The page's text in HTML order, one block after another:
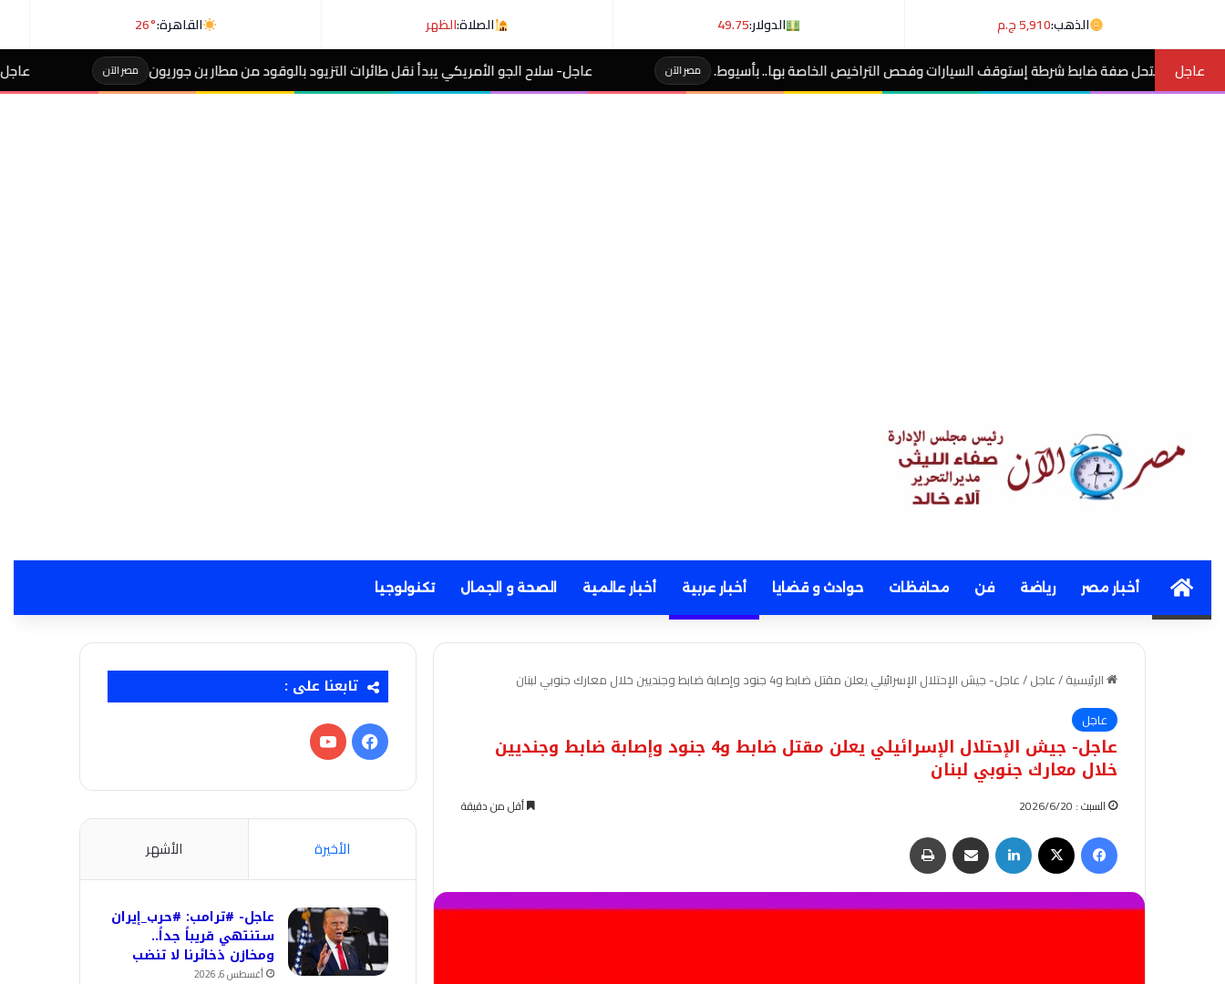
الذهب:5,910 ج.م الدولار:49.75 الصلاة:الظهر القاهرة:26°
عاجل
ضابط شرطة إستوقف السيارات وفحص التراخيص الخاصة بها.. بأسيوط. مصر الآن عاجل- سلاح الجو الأمريكي يبدأ نقل طائرات التزيود بالوقود من مطار بن جوريون مصر الآن عاجل- بيان ناري من
Homeأخبار مصر رياضة فن محافظات حوادث و قضايا أخبار عربية أخبار عالمية الصحة و الجمال تكنولوجيا
الرئيسية/عاجل/عاجل- جيش الإحتلال الإسرائيلي يعلن مقتل ضابط و4 جنود وإصابة ضابط وجنديين خلال معارك جنوبي لبنان
عاجل
عاجل- جيش الإحتلال الإسرائيلي يعلن مقتل ضابط و4 جنود وإصابة ضابط وجنديين
خلال معارك جنوبي لبنان
السبت : 2026/6/20 أقل من دقيقة
فيسبوك لينكدإن مشاركة عبر البريد
تابعنا على :
فيسبوك‫YouTube
الأخيرة الأشهر
عاجل- #ترامب: #حرب_إيران
ستنتهي قريباً جداً..
ومخازن ذخائرنا لا تنضب
أغسطس 6, 2026